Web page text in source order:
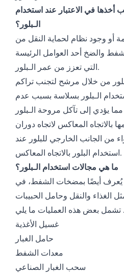
أخذها في الاعتبار عند استخدام
الـبلور؟
أو وجود نظام لحماية النقل من
والضخ أحد العوامل الرئيسة
التي تعزز من عمر الـبلور.
من خلال مرشح لتجنب تراكم
الـبلور بسلاسة بسبب عدم
بالاتجاه المعاكس لاتجاه دوران
من الجانب الخارجي للبلور عند
استخدام البلور بالاتجاه المعاكس.
ما هي مجالات استخدام الـبلور؟
يُعرف أيضًا بمضخات الشفط، في
الغذاء والنقل وحامل الحبيبات
غسيل الأغذية
حامل الغبار
معدات الشفط
سحب الغبار الصناعي